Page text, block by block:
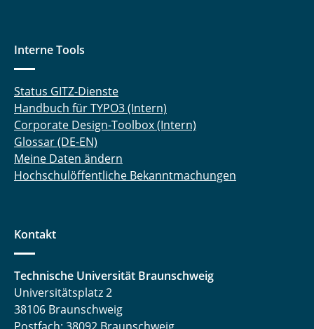
Interne Tools
Status GITZ-Dienste
Handbuch für TYPO3 (Intern)
Corporate Design-Toolbox (Intern)
Glossar (DE-EN)
Meine Daten ändern
Hochschulöffentliche Bekanntmachungen
Kontakt
Technische Universität Braunschweig
Universitätsplatz 2
38106 Braunschweig